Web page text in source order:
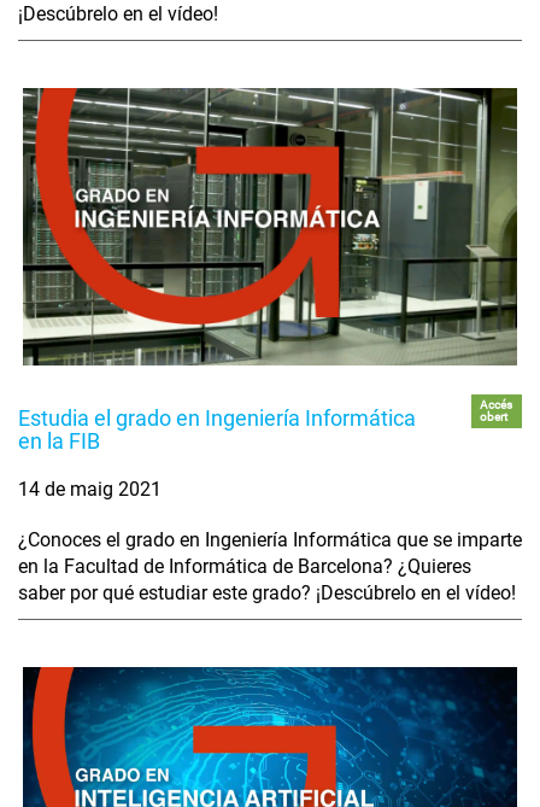
¡Descúbrelo en el vídeo!
Estudia el grado en Ingeniería Informática
en la FIB
Accés
obert
14 de maig 2021
¿Conoces el grado en Ingeniería Informática que se imparte
en la Facultad de Informática de Barcelona? ¿Quieres
saber por qué estudiar este grado? ¡Descúbrelo en el vídeo!